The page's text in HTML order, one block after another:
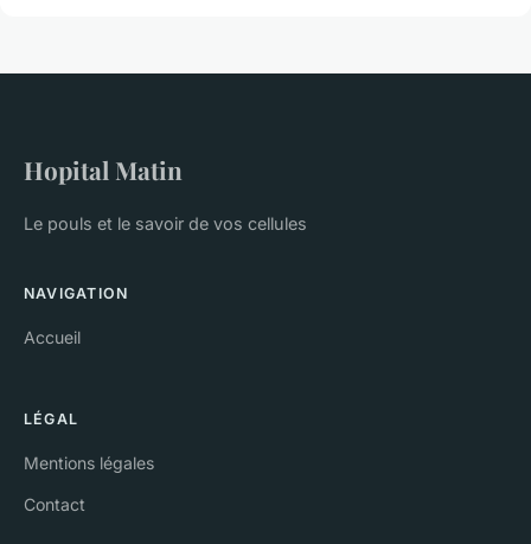
Hopital Matin
Le pouls et le savoir de vos cellules
NAVIGATION
Accueil
LÉGAL
Mentions légales
Contact